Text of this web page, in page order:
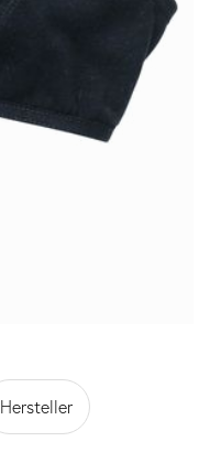
Hersteller